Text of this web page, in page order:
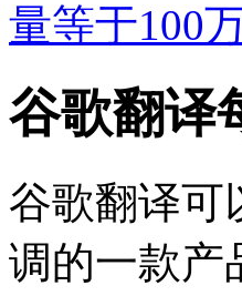
量等于100
谷歌翻译
谷歌翻译可
调的一款产